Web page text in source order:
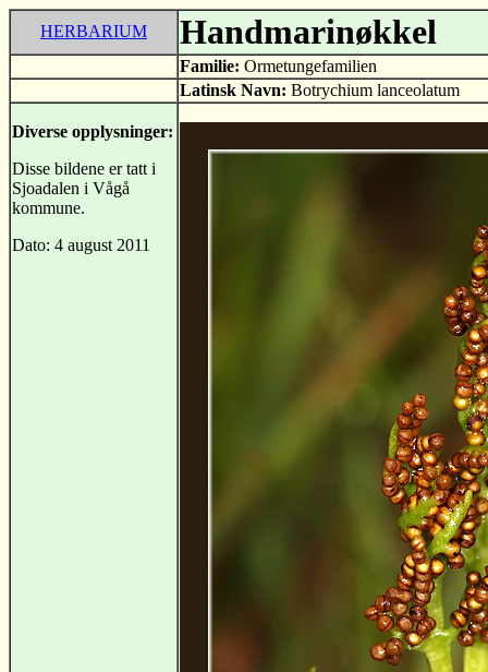
HERBARIUM Handmarinøkkel
Familie: Ormetungefamilien
Latinsk Navn: Botrychium lanceolatum
Diverse opplysninger:
Disse bildene er tatt i
Sjoadalen i Vågå
kommune.
Dato: 4 august 2011